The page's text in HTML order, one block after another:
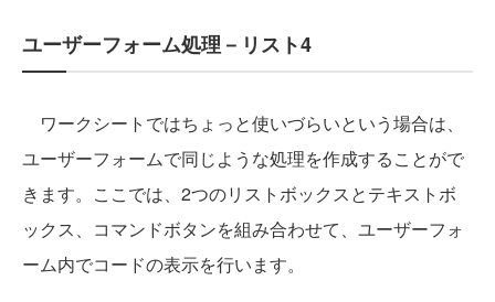
ユーザーフォーム処理－リスト4
ワークシートではちょっと使いづらいという場合は、
ユーザーフォームで同じような処理を作成することがで
きます。ここでは、2つのリストボックスとテキストボ
ックス、コマンドボタンを組み合わせて、ユーザーフォ
ーム内でコードの表示を行います。